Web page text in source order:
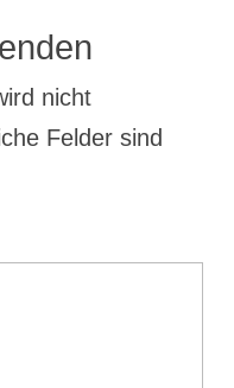
nicht
Felder sind